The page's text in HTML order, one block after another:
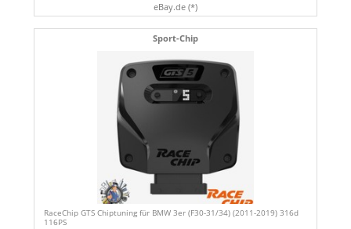
eBay.de (*)
Sport-Chip
RaceChip GTS Chiptuning für BMW 3er (F30-31/34) (2011-2019) 316d
116PS